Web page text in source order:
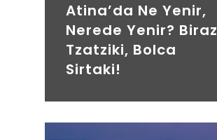
Atina’da Ne Yenir,
Nerede Yenir? Biraz
Tzatziki, Bolca
Sirtaki!